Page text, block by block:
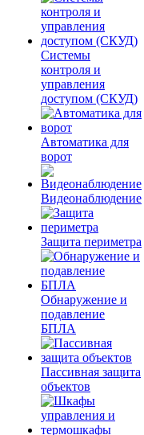
Системы
контроля и
управления
доступом (СКУД)
Автоматика для
ворот
Видеонаблюдение
Защита периметра
Обнаружение и
подавление
БПЛА
Пассивная защита
объектов